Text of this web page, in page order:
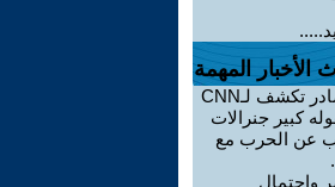
الأخبار المهمة
مصادر تكشف لـCNN
كبير جنرالات
عن الحرب مع
واحتمال